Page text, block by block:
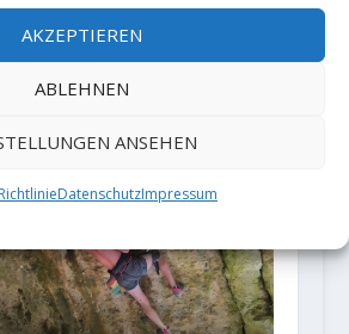
AKZEPTIEREN
ABLEHNEN
ANSEHEN
DatenschutzImpressum
Huber meldet "La
(X+/8b+) auf Sardinien